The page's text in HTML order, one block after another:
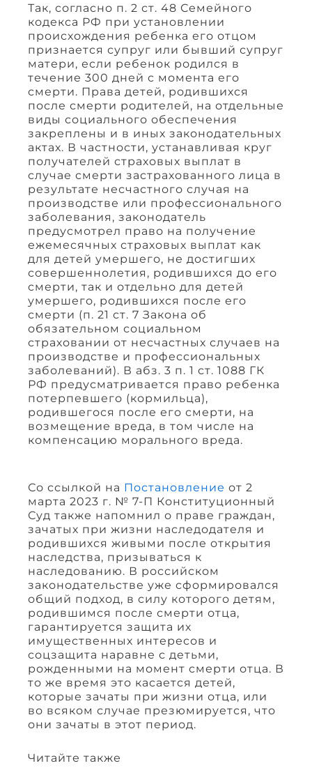
Так, согласно п. 2 ст. 48 Семейного
кодекса РФ при установлении
происхождения ребенка его отцом
признается супруг или бывший супруг
матери, если ребенок родился в
течение 300 дней с момента его
смерти. Права детей, родившихся
после смерти родителей, на отдельные
виды социального обеспечения
закреплены и в иных законодательных
актах. В частности, устанавливая круг
получателей страховых выплат в
случае смерти застрахованного лица в
результате несчастного случая на
производстве или профессионального
заболевания, законодатель
предусмотрел право на получение
ежемесячных страховых выплат как
для детей умершего, не достигших
совершеннолетия, родившихся до его
смерти, так и отдельно для детей
умершего, родившихся после его
смерти (п. 21 ст. 7 Закона об
обязательном социальном
страховании от несчастных случаев на
производстве и профессиональных
заболеваний). В абз. 3 п. 1 ст. 1088 ГК
РФ предусматривается право ребенка
потерпевшего (кормильца),
родившегося после его смерти, на
возмещение вреда, в том числе на
компенсацию морального вреда.
Со ссылкой на Постановление от 2
марта 2023 г. № 7-П Конституционный
Суд также напомнил о праве граждан,
зачатых при жизни наследодателя и
родившихся живыми после открытия
наследства, призываться к
наследованию. В российском
законодательстве уже сформировался
общий подход, в силу которого детям,
родившимся после смерти отца,
гарантируется защита их
имущественных интересов и
соцзащита наравне с детьми,
рожденными на момент смерти отца. В
то же время это касается детей,
которые зачаты при жизни отца, или
во всяком случае презюмируется, что
они зачаты в этот период.
Читайте также